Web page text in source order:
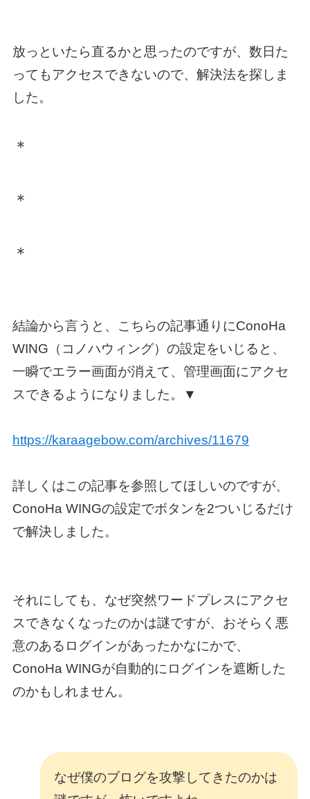
放っといたら直るかと思ったのですが、数日た
ってもアクセスできないので、解決法を探しま
した。
＊
＊
＊
結論から言うと、こちらの記事通りにConoHa
WING（コノハウィング）の設定をいじると、
一瞬でエラー画面が消えて、管理画面にアクセ
スできるようになりました。▼
https://karaagebow.com/archives/11679
詳しくはこの記事を参照してほしいのですが、
ConoHa WINGの設定でボタンを2ついじるだけ
で解決しました。
それにしても、なぜ突然ワードプレスにアクセ
スできなくなったのかは謎ですが、おそらく悪
意のあるログインがあったかなにかで、
ConoHa WINGが自動的にログインを遮断した
のかもしれません。
なぜ僕のブログを攻撃してきたのかは